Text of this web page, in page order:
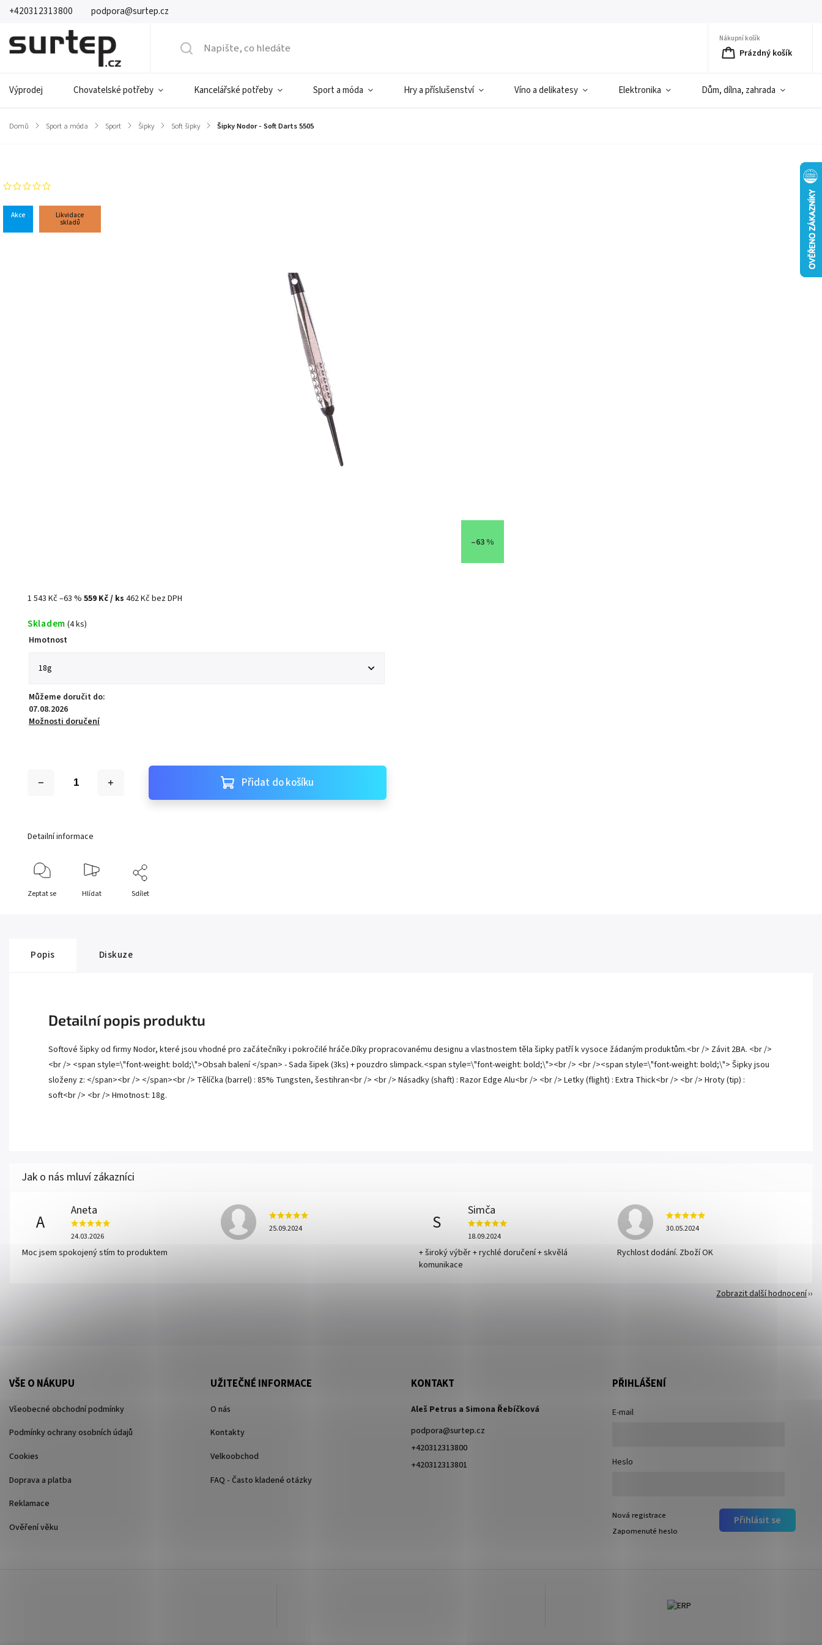
+420312313800 podpora@surtep.cz
Nákupní košík
Prázdný košík
Výprodej Chovatelské potřeby Kancelářské potřeby Sport a móda Hry a příslušenství Víno a delikatesy Elektronika Dům, dílna, zahrada
Domů / Sport a móda / Sport / Šipky / Soft šipky / Šipky Nodor - Soft Darts 5505
Akce
Likvidace
skladů
–63 %
1 543 Kč–63 %559 Kč/ ks462 Kč bez DPH
Skladem (4 ks)
Hmotnost
Můžeme doručit do:
07.08.2026
Možnosti doručení
Přidat do košíku
Detailní informace
Zeptat se Hlídat Sdílet
Popis Diskuze
Detailní popis produktu
Softové šipky od firmy Nodor, které jsou vhodné pro začátečníky i pokročilé hráče.Díky propracovanému designu a vlastnostem těla šipky patří k vysoce žádaným produktům.<br /> Závit 2BA. <br />
<br /> <span style=\"font-weight: bold;\">Obsah balení </span> - Sada šipek (3ks) + pouzdro slimpack.<span style=\"font-weight: bold;\"><br /> <br /><span style=\"font-weight: bold;\"> Šipky jsou
složeny z: </span><br /> </span><br /> Tělíčka (barrel) : 85% Tungsten, šestihran<br /> <br /> Násadky (shaft) : Razor Edge Alu<br /> <br /> Letky (flight) : Extra Thick<br /> <br /> Hroty (tip) :
soft<br /> <br /> Hmotnost: 18g.
A
Aneta
24.03.2026
Moc jsem spokojený stím to produktem
25.09.2024 S
Simča
18.09.2024
+ široký výběr + rychlé doručení + skvělá
komunikace
30.05.2024
Rychlost dodání. Zboží OK
Zobrazit další hodnocení
VŠE O NÁKUPU
Všeobecné obchodní podmínky
Podmínky ochrany osobních údajů
Cookies
Doprava a platba
Reklamace
Ověření věku
UŽITEČNÉ INFORMACE
O nás
Kontakty
Velkoobchod
FAQ - Často kladené otázky
KONTAKT
Aleš Petrus a Simona Řebíčková
podpora@surtep.cz
+420312313800
+420312313801
PŘIHLÁŠENÍ
E-mail
Heslo
Přihlásit se
Nová registrace
Zapomenuté heslo